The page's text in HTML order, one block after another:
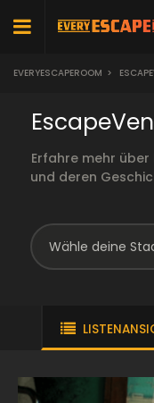
EVERYESCAPEROOM >
Erfahre mehr über
und deren